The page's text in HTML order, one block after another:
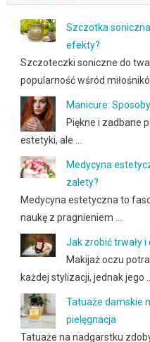
Szczotka
efekty?
Szczoteczki soniczne do
popularność wśród
Manicure:
Piękne i zadbane
estetyki, ale …
Medycyna
zalety?
Medycyna estetyczna to
naukę z pragnieniem …
Jak zrobić trwały
Makijaż oczu
każdej stylizacji, jednak jego …
Tatuaże damskie
pielęgnacja
Tatuaże na nadgarstku